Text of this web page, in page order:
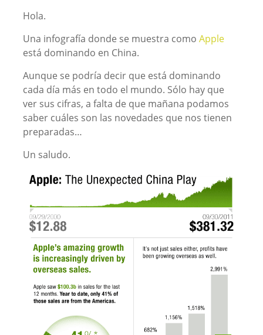
Hola.
Una infografía donde se muestra como Apple
está dominando en China.
Aunque se podría decir que está dominando
cada día más en todo el mundo. Sólo hay que
ver sus cifras, a falta de que mañana podamos
saber cuáles son las novedades que nos tienen
preparadas…
Un saludo.